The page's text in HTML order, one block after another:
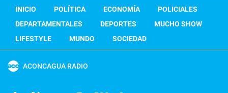
INICIO POLÍTICA ECONOMÍA
POLICIALES
DEPARTAMENTALES
DEPORTES
MUCHO SHOW
LIFESTYLE
MUNDO SOCIEDAD
ACONCAGUA RADIO